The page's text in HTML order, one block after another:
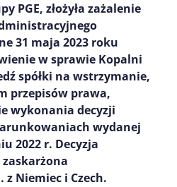
PGE, złożyła zażalenie
31 maja 2023 roku
w sprawie Kopalni
spółki na wstrzymanie,
przepisów prawa,
wykonania decyzji
wydanej
2022 r. Decyzja
Niemiec i Czech.